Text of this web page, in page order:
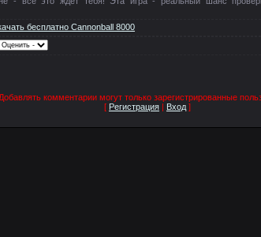
бесплатно Cannonball 8000
Добавлять комментарии могут только зарегистрированные
[ Регистрация | Вход ]